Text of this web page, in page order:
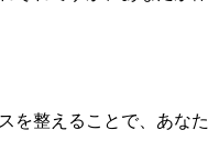
を整えることで、あな